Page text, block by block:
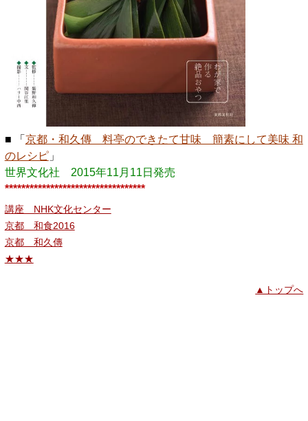
■ 「 京都・和久傳 料亭のできたて甘味 簡素にして美味 和
のレシピ」
世界文化社 2015年11月11日発売
**********************************
講座 NHK文化センター
京都 和食2016
京都 和久傳
★★★
▲トップへ